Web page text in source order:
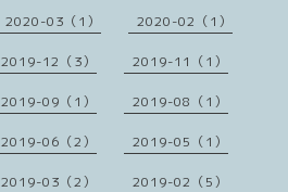
2020-03（1） 2020-02（1）
2019-12（3） 2019-11（1）
2019-09（1） 2019-08（1）
2019-06（2） 2019-05（1）
2019-03（2） 2019-02（5）